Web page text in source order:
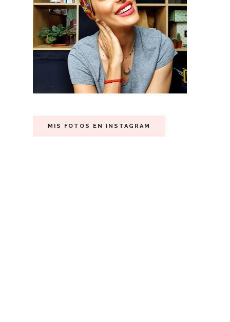
MIS FOTOS EN INSTAGRAM